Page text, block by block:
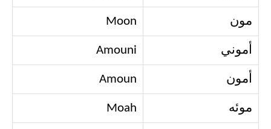
مون Moon
أموني Amouni
أمون Amoun
موئه Moah